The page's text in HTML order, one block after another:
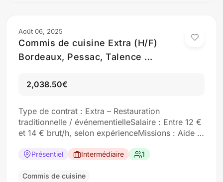
Août 06, 2025
Commis de cuisine Extra (H/F)
Bordeaux, Pessac, Talence …
2,038.50€
Type de contrat : Extra – Restauration
traditionnelle / événementielleSalaire : Entre 12 €
et 14 € brut/h, selon expérienceMissions : Aide à
dressage) Nettoyage du poste de travail
Connaissance des bases en cuisine Rapide,
Présentiel Intermédiaire 1
Commis de cuisine